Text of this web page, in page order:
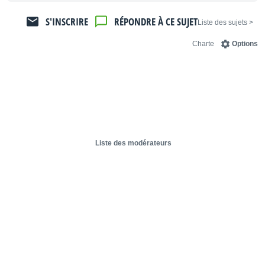
< Liste des sujets
RÉPONDRE À CE SUJET
S'INSCRIRE
Options
Charte
Liste des modérateurs